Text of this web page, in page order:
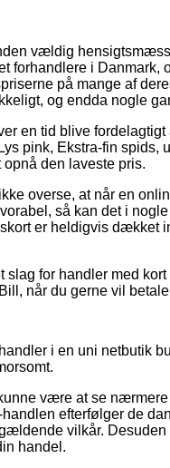
vældig
forhandlere i Danmark,
på mange af
og endda nogle
en tid blive
pink, Ekstra-fin
den laveste pris.
overse, at når en
så kan det i
er heldigvis dækket
slag for handler med
når du gerne vil
i en uni netbutik
være at se
efterfølger de
vilkår.
handel.